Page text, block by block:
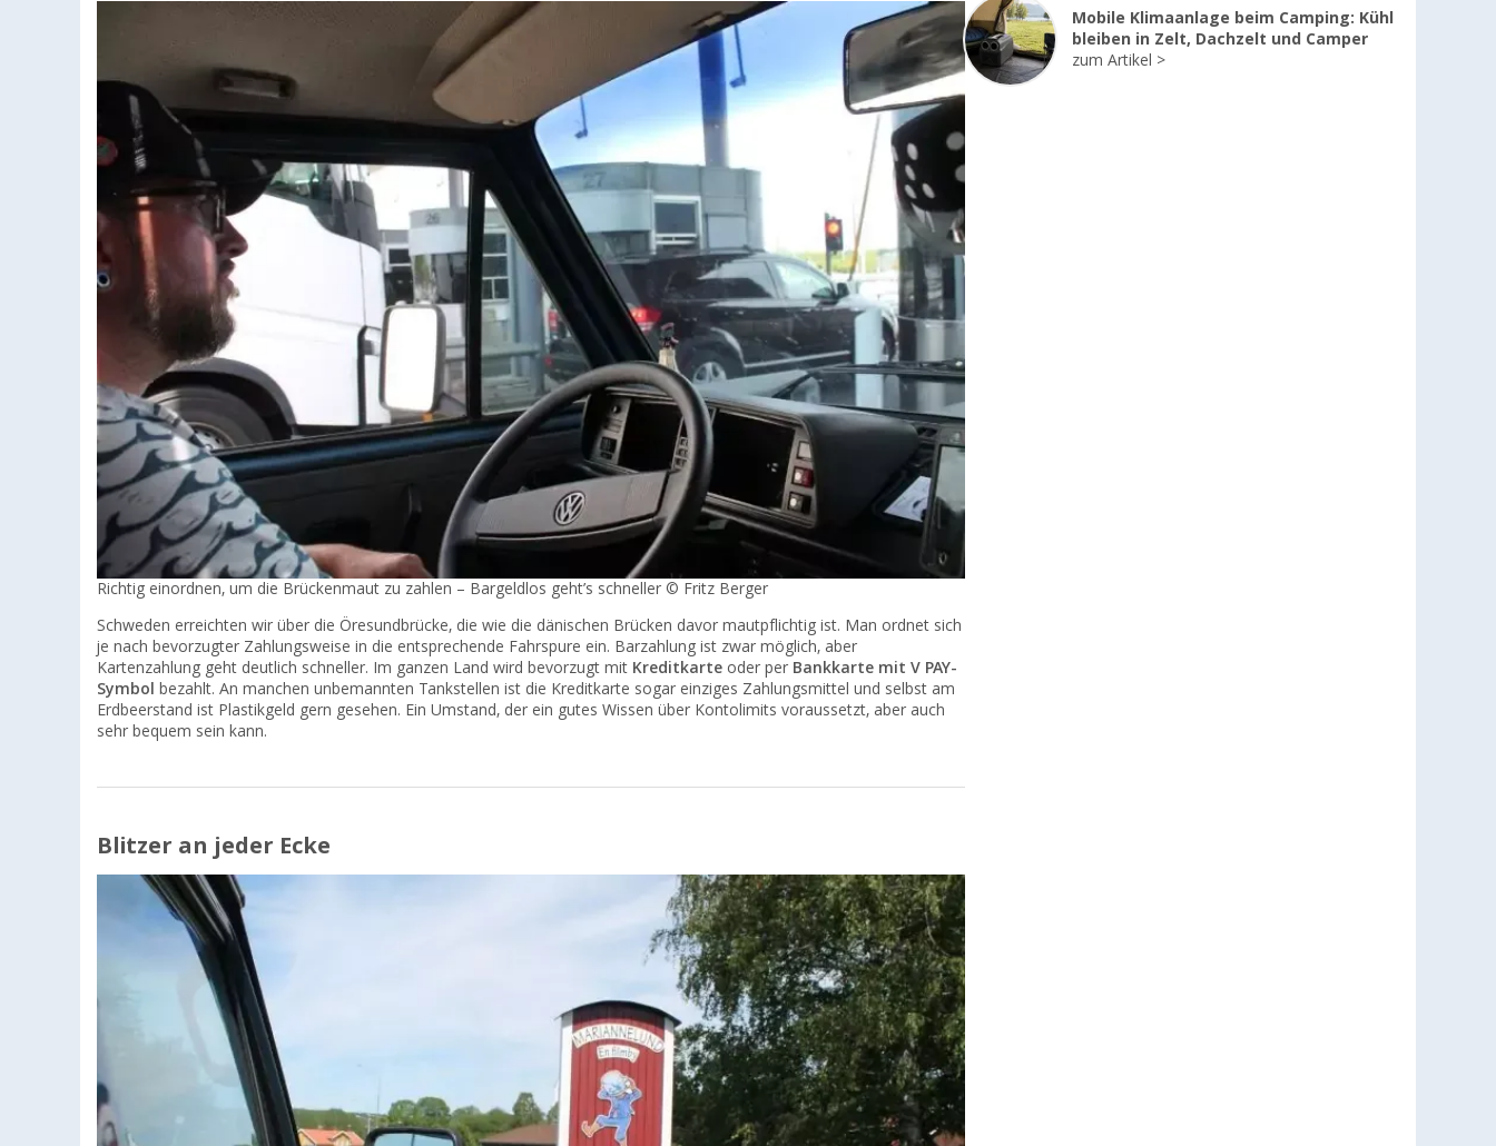
Richtig einordnen, um die Brückenmaut zu zahlen – Bargeldlos geht’s schneller © Fritz Berger
Schweden erreichten wir über die Öresundbrücke, die wie die dänischen Brücken davor mautpflichtig ist. Man ordnet sich
je nach bevorzugter Zahlungsweise in die entsprechende Fahrspure ein. Barzahlung ist zwar möglich, aber
Kartenzahlung geht deutlich schneller. Im ganzen Land wird bevorzugt mit Kreditkarte oder per Bankkarte mit V PAY-
Symbol
bezahlt. An manchen unbemannten Tankstellen ist die Kreditkarte sogar einziges Zahlungsmittel und selbst am
Erdbeerstand ist Plastikgeld gern gesehen. Ein Umstand, der ein gutes Wissen über Kontolimits voraussetzt, aber auch
sehr bequem sein kann.
Blitzer an jeder Ecke
Mobile Klimaanlage beim Camping: Kühl
bleiben in Zelt, Dachzelt und Camper
zum Artikel